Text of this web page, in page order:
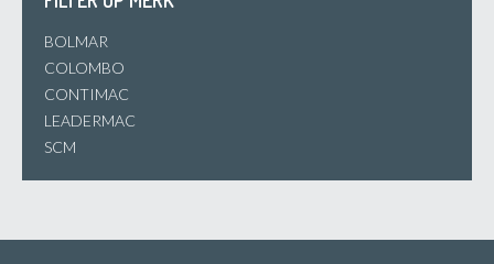
BOLMAR
COLOMBO
CONTIMAC
LEADERMAC
SCM